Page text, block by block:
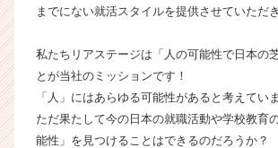
ウ
が
届
く
就
活
サ
までにない就活スタイルを提供させていただ
私たちリアステージは「人の可能性で日本の
とが当社のミッションです！
「人」にはあらゆる可能性があると考えていま
ただ果たして今の日本の就職活動や学校教育
能性」を見つけることはできるのだろうか？